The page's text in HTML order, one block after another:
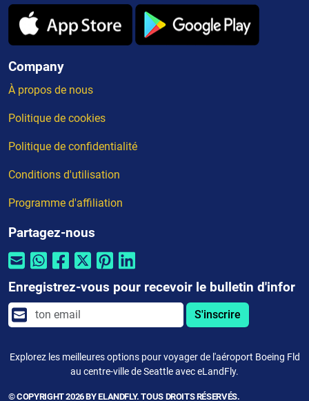
Company
À propos de nous
Politique de cookies
Politique de confidentialité
Conditions d'utilisation
Programme d'affiliation
Partagez-nous
Enregistrez-vous pour recevoir le bulletin d'infor
S'inscrire
Explorez les meilleures options pour voyager de l'aéroport Boeing Fld
au centre-ville de Seattle avec eLandFly.
© COPYRIGHT 2026 BY ELANDFLY. TOUS DROITS RÉSERVÉS.